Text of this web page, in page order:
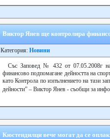
Виктор Янев ще контролира
Категория: Новини
Със Заповед № 432 от 07.05.2008г
финансово подпомагане дейността на
като Контрола по изпълнението на тази
дейности” – Виктор Янев - съобщи за
Кюстендилци вече могат да се